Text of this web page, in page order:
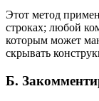
Этот метод
строках; любой
которым может
скрывать
Б.